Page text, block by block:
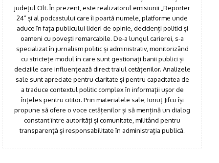
județul Olt. În prezent, este realizatorul emisiunii „Reporter
24” și al podcastului care îi poartă numele, platforme unde
aduce în fața publicului lideri de opinie, decidenți politici și
oameni cu povești remarcabile. De-a lungul carierei, s-a
specializat în jurnalism politic și administrativ, monitorizând
cu strictețe modul în care sunt gestionați banii publici și
deciziile care influențează direct traiul cetățenilor. Analizele
sale sunt apreciate pentru claritate și pentru capacitatea de
a traduce contextul politic complex în informații ușor de
înțeles pentru cititor. Prin materialele sale, Ionuț Jifcu își
propune să ofere o voce cetățenilor și să mențină un dialog
constant între autorități și comunitate, militând pentru
transparență și responsabilitate în administrația publică.